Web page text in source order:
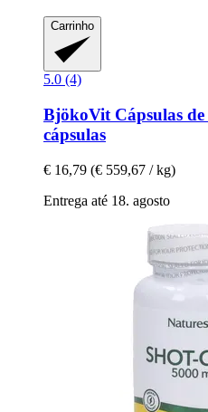
Carrinho
5.0 (4)
BjökoVit Cápsulas
cápsulas
€ 16,79 (€ 559,67 / kg)
Entrega até 18. agosto